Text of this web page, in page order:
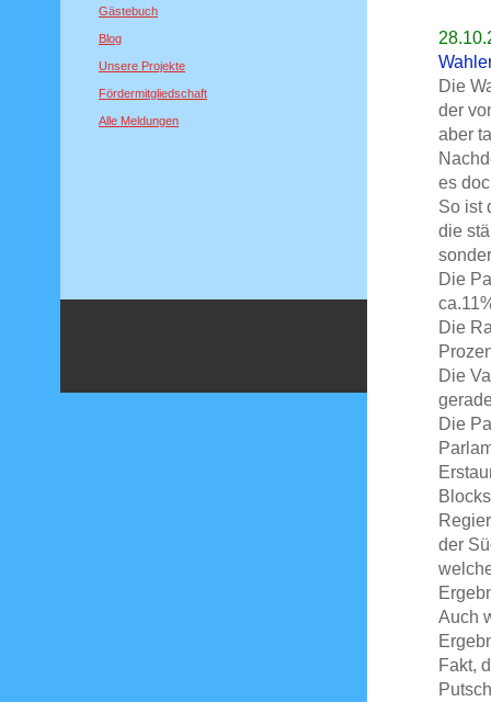
Gästebuch
Blog
Unsere Projekte
Fördermitgliedschaft
Alle Meldungen
Die
der
aber
es
So ist
die
Die
Die
Die
Die
der
Auch
Fakt,